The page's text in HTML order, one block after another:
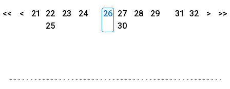
<< < 21 22 23
24
25
26 27 28
29
30
31 32 > >>